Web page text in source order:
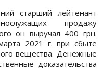
старший лейтенант
продажу
он выручал 400 грн.
2021 г. при сбыте
вещества. Денежные
доказательства